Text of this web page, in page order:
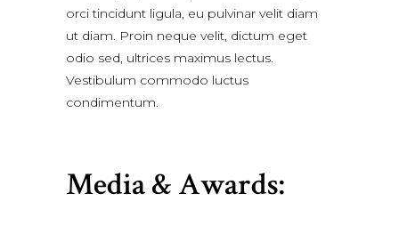
orci tincidunt ligula, eu pulvinar velit diam
ut diam. Proin neque velit, dictum eget
odio sed, ultrices maximus lectus.
Vestibulum commodo luctus
condimentum.
Media & Awards: